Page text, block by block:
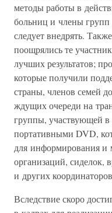
методы работы в
больниц и члены групп
следует внедрять.
поощрялись те
лучших результатов;
которые получили
страны, членов семей
ждущих очереди на
группы, участвующей
портативными DVD,
для информирования и
организаций, сиделок,
и других
Вследствие скоро